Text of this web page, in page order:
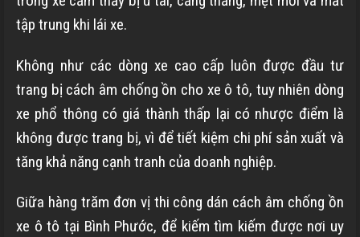
tập trung khi lái xe.
Không như các dòng xe cao cấp luôn được đầu tư
trang bị cách âm chống ồn cho xe ô tô, tuy nhiên dòng
xe phổ thông có giá thành thấp lại có nhược điểm là
không được trang bị, vì để tiết kiệm chi phí sản xuất và
tăng khả năng cạnh tranh của doanh nghiệp.
Giữa hàng trăm đơn vị thi công dán cách âm chống ồn
xe ô tô tại Bình Phước, để kiếm tìm kiếm được nơi uy